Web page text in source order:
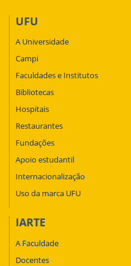
UFU
A Universidade
Campi
Faculdades e Institutos
Bibliotecas
Hospitais
Restaurantes
Fundações
Apoio estudantil
Internacionalização
Uso da marca UFU
IARTE
A Faculdade
Docentes